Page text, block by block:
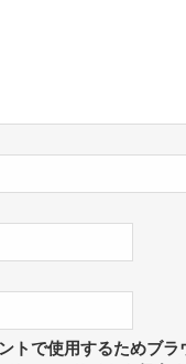
トで使用するためブラ